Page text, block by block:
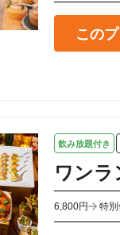
この
飲み放題付き
ワンラ
6,800円 特別